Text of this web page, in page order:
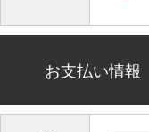
お支払い情報